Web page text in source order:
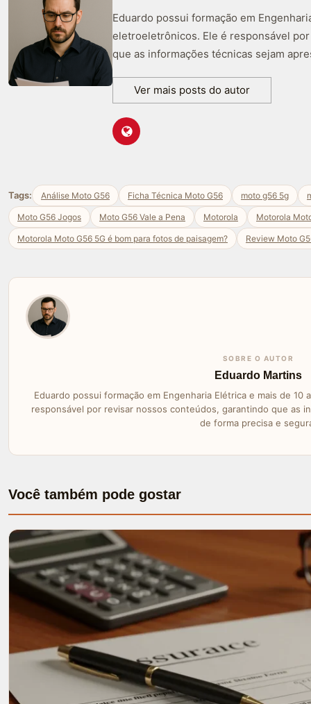
Eduardo possui formação em
eletroeletrônicos. Ele é responsável
que as informações técnicas sejam
Ver mais posts do autor
Tags: Análise Moto G56 Ficha Técnica Moto G56 moto g56 5g
Moto G56 Jogos Moto G56 Vale a Pena Motorola Motorola
Motorola Moto G56 5G é bom para fotos de paisagem? Review Moto
SOBRE O AUTOR
Eduardo Martins
Eduardo possui formação em Engenharia Elétrica e mais de
responsável por revisar nossos conteúdos, garantindo que as
de forma precisa e
Você também pode gostar